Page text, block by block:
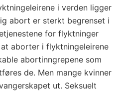
i verden ligger
abort er sterkt begrenset i
for flyktninger
aborter i flyktningeleirene
abortinngrepene som
de. Men mange kvinner
ut. Seksuelt